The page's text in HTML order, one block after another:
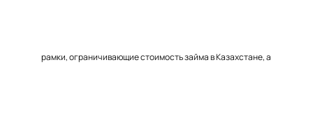
рамки, ограничивающие стоимость займа в Казахстане, а